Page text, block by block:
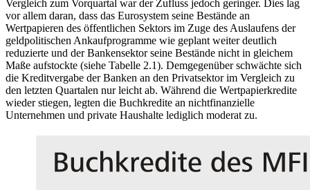
Vergleich zum Vorquartal war der Zufluss jedoch geringer. Dies lag
vor allem daran, dass das Eurosystem seine Bestände an
Wertpapieren des öffentlichen Sektors im Zuge des Auslaufens der
geldpolitischen Ankaufprogramme wie geplant weiter deutlich
reduzierte und der Bankensektor seine Bestände nicht in gleichem
Maße aufstockte (siehe Tabelle 2.1). Demgegenüber schwächte sich
die Kreditvergabe der Banken an den Privatsektor im Vergleich zu
den letzten Quartalen nur leicht ab. Während die Wertpapierkredite
wieder stiegen, legten die Buchkredite an nichtfinanzielle
Unternehmen und private Haushalte lediglich moderat zu.